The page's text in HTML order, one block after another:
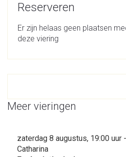
Reserveren
Er zijn helaas geen plaatsen
deze viering
Meer vieringen
zaterdag 8 augustus, 19:00 uur -
Catharina